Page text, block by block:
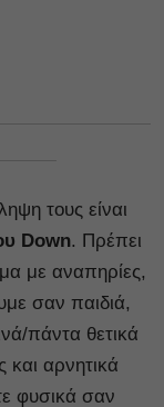
τους είναι
Down. Πρέπει
με αναπηρίες,
σαν παιδιά,
πάντα θετικά
και αρνητικά
φυσικά σαν